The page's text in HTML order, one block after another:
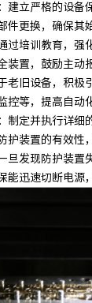
建立严格的设备
件更换，确保其
过培训教育，强
装置，鼓励主动
老旧设备，积极
控等，提高自动
制定并执行详细
护装置的有效性
旦发现防护装置
能迅速切断电源